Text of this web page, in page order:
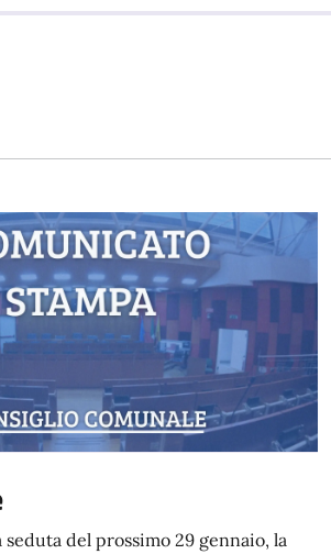
del prossimo 29 gennaio, la